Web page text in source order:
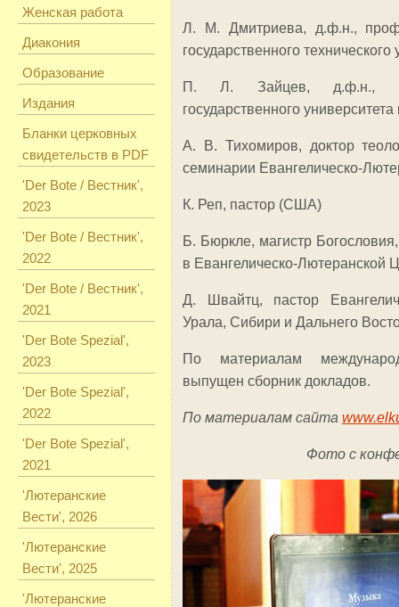
Женская работа
Диакония
Образование
Издания
Бланки церковных
свидетельств в PDF
'Der Bote / Вестник',
2023
'Der Bote / Вестник',
2022
'Der Bote / Вестник',
2021
'Der Bote Spezial',
2023
'Der Bote Spezial',
2022
'Der Bote Spezial',
2021
'Лютеранские
Вести', 2026
'Лютеранские
Вести', 2025
'Лютеранские
Л. М. Дмитриева, д.ф.н.,
государственного технического
П. Л. Зайцев, д.ф.н.,
государственного
А. В. Тихомиров, доктор
семинарии Евангелическо-
К. Реп, пастор (США)
Б. Бюркле, магистр
в Евангелическо-Лютеранской
Д. Швайтц, пастор
Урала, Сибири и Дальнего
По материалам
выпущен сборник докладов.
По материалам сайта
Фото с